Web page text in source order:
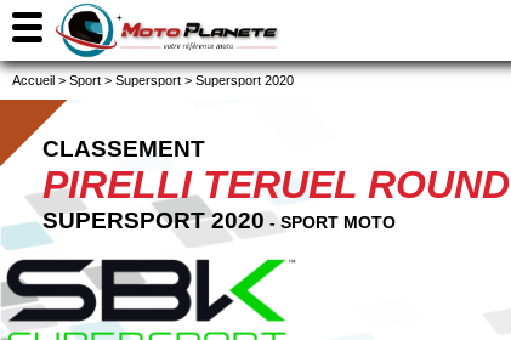
Accueil > Sport > Supersport > Supersport 2020
CLASSEMENT
PIRELLI TERUEL ROUND
SUPERSPORT 2020 - SPORT MOTO